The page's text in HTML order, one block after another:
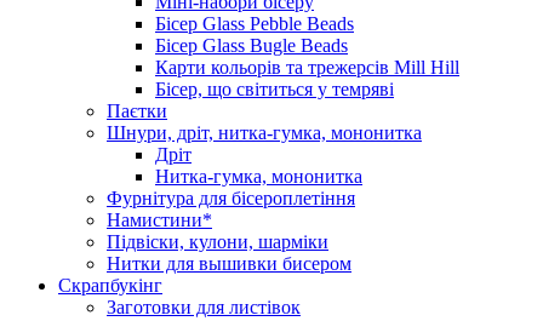
Бісер Glass Pebble Beads
Бісер Glass Bugle Beads
Карти кольорів та трежерсів Mill Hill
Бісер, що світиться у темряві
Паєтки
Шнури, дріт, нитка-гумка, мононитка
Дріт
Нитка-гумка, мононитка
Фурнітура для бісероплетіння
Намистини*
Підвіски, кулони, шарміки
Нитки для вышивки бисером
Скрапбукінг
Заготовки для листівок